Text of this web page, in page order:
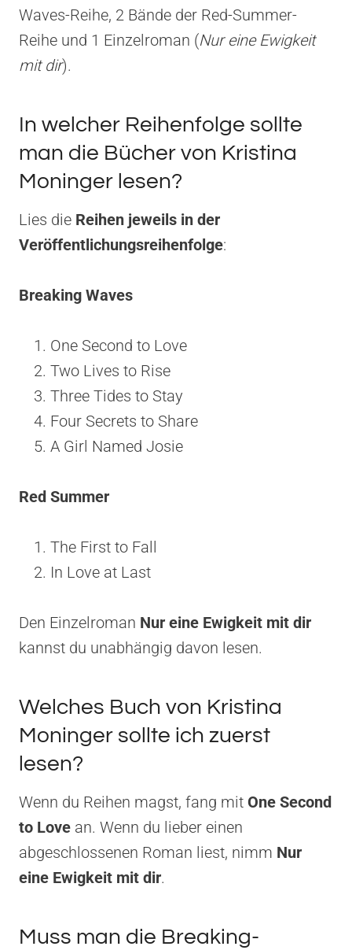
Waves-Reihe, 2 Bände der Red-Summer-
Reihe und 1 Einzelroman (Nur eine Ewigkeit
mit dir).
In welcher Reihenfolge sollte
man die Bücher von Kristina
Moninger lesen?
Lies die Reihen jeweils in der
Veröffentlichungsreihenfolge:
Breaking Waves
One Second to Love
Two Lives to Rise
Three Tides to Stay
Four Secrets to Share
A Girl Named Josie
Red Summer
The First to Fall
In Love at Last
Den Einzelroman Nur eine Ewigkeit mit dir
kannst du unabhängig davon lesen.
Welches Buch von Kristina
Moninger sollte ich zuerst
lesen?
Wenn du Reihen magst, fang mit One Second
to Love an. Wenn du lieber einen
abgeschlossenen Roman liest, nimm Nur
eine Ewigkeit mit dir.
Muss man die Breaking-